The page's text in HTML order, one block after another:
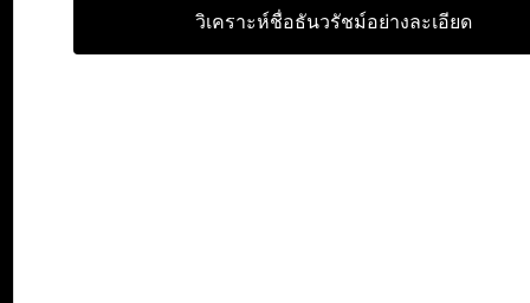
วิเคราะห์ชื่อธันวรัชม์อย่างละเอียด